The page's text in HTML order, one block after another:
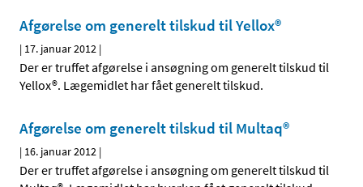
Afgørelse om generelt tilskud til Yellox®
| 17. januar 2012 |
Der er truffet afgørelse i ansøgning om generelt tilskud til
Yellox®. Lægemidlet har fået generelt tilskud.
Afgørelse om generelt tilskud til Multaq®
| 16. januar 2012 |
Der er truffet afgørelse i ansøgning om generelt tilskud til